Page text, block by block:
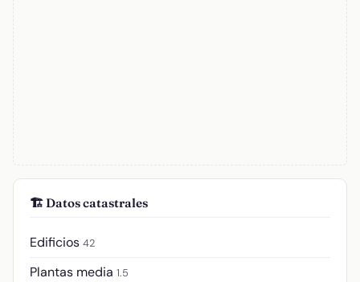
🏗️ Datos catastrales
Edificios 42
Plantas media 1.5